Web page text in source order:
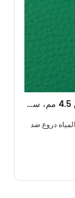
سجادة أرضية رياضية PVC ماصة للصدمات مقاس 4.5 مم، سجادة تنس الريشة قديمة رخيصة الثمن
دروع ضد